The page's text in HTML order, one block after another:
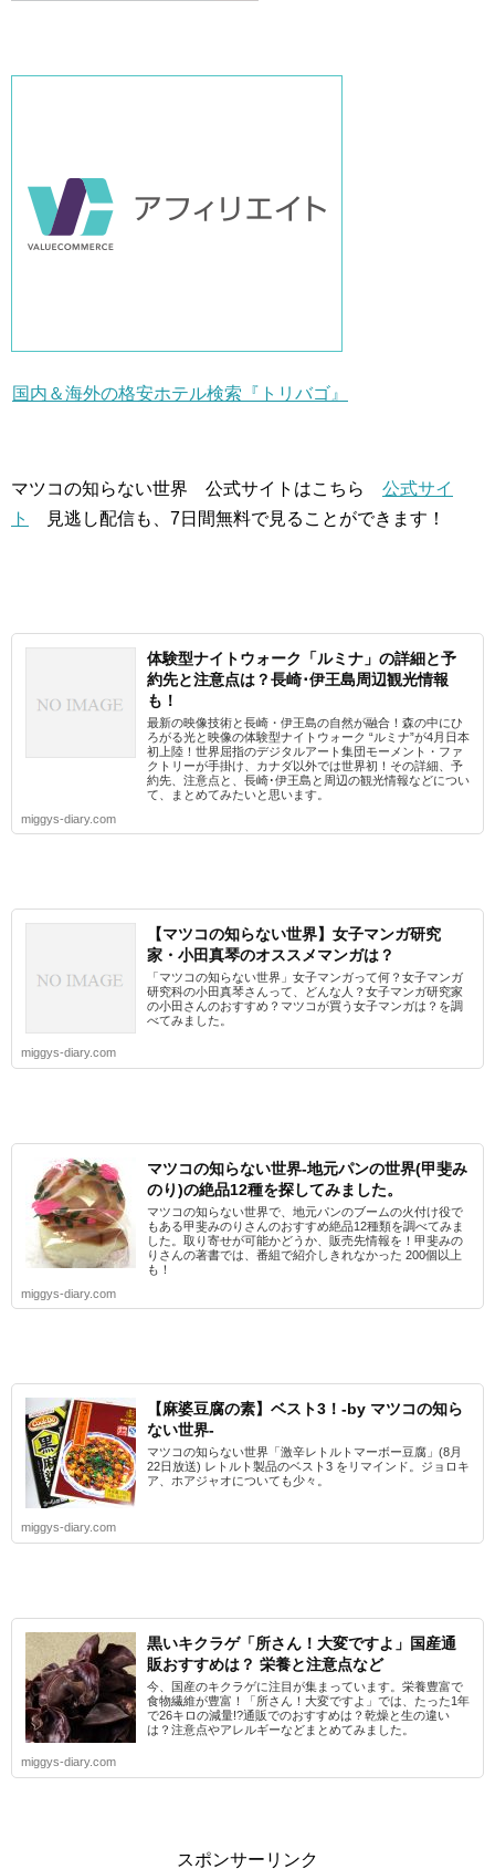
国内＆海外の格安ホテル検索『トリバゴ』
マツコの知らない世界 公式サイトはこちら 公式サイ
ト
見逃し配信も、7日間無料で見ることができます！
体験型ナイトウォーク「ルミナ」の詳細と予
約先と注意点は？長崎･伊王島周辺観光情報
も！
最新の映像技術と長崎・伊王島の自然が融合！森の中にひ
ろがる光と映像の体験型ナイトウォーク “ルミナ”が4月日本
初上陸！世界屈指のデジタルアート集団モーメント・ファ
クトリーが手掛け、カナダ以外では世界初！その詳細、予
約先、注意点と、長崎･伊王島と周辺の観光情報などについ
て、まとめてみたいと思います。
miggys-diary.com
【マツコの知らない世界】女子マンガ研究
家・小田真琴のオススメマンガは？
「マツコの知らない世界」女子マンガって何？女子マンガ
研究科の小田真琴さんって、どんな人？女子マンガ研究家
の小田さんのおすすめ？マツコが買う女子マンガは？を調
べてみました。
miggys-diary.com
マツコの知らない世界-地元パンの世界(甲斐み
のり)の絶品12種を探してみました。
マツコの知らない世界で、地元パンのブームの火付け役で
もある甲斐みのりさんのおすすめ絶品12種類を調べてみま
した。取り寄せが可能かどうか、販売先情報を！甲斐みの
りさんの著書では、番組で紹介しきれなかった 200個以上
も！
miggys-diary.com
【麻婆豆腐の素】ベスト3！-by マツコの知ら
ない世界-
マツコの知らない世界「激辛レトルトマーボー豆腐」(8月
22日放送) レトルト製品のベスト3 をリマインド。ジョロキ
ア、ホアジャオについても少々。
miggys-diary.com
黒いキクラゲ「所さん！大変ですよ」国産通
販おすすめは？ 栄養と注意点など
今、国産のキクラゲに注目が集まっています。栄養豊富で
食物繊維が豊富！「所さん！大変ですよ」では、たった1年
で26キロの減量!?通販でのおすすめは？乾燥と生の違い
は？注意点やアレルギーなどまとめてみました。
miggys-diary.com
スポンサーリンク